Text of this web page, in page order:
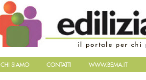
CHI SIAMO CONTATTI WWW.BEMA.IT